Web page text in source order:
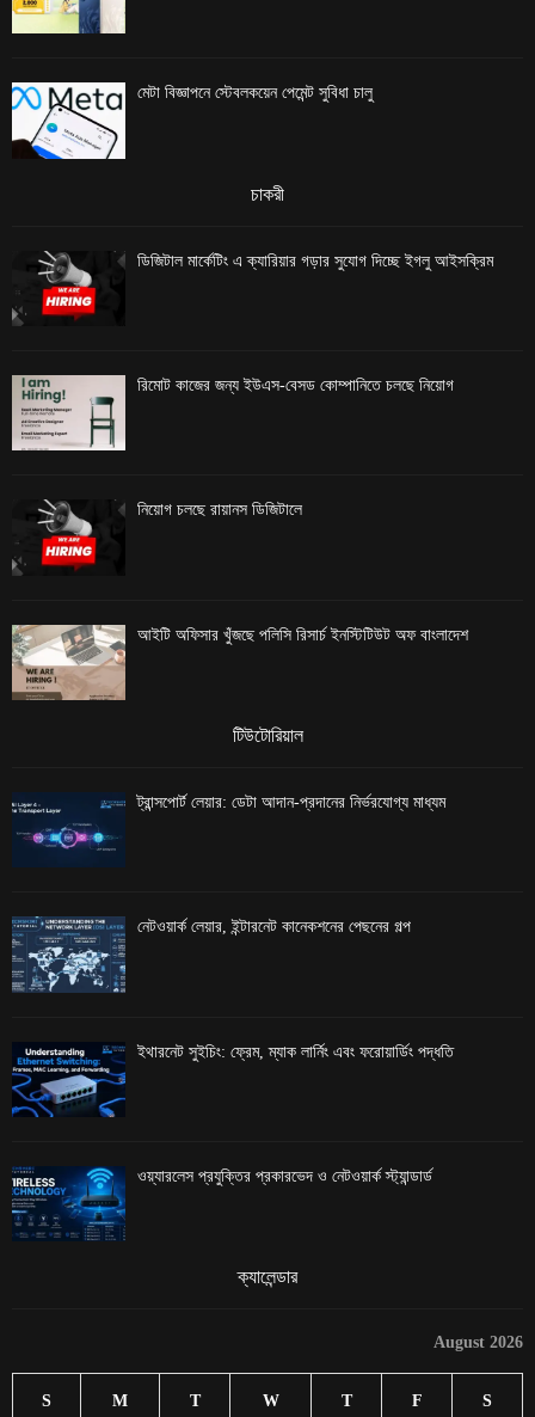
মেটা বিজ্ঞাপনে স্টেবলকয়েন পেমেন্ট সুবিধা চালু
চাকরী
ডিজিটাল মার্কেটিং এ ক্যারিয়ার গড়ার সুযোগ দিচ্ছে ইগলু আইসক্রিম
রিমোট কাজের জন্য ইউএস-বেসড কোম্পানিতে চলছে নিয়োগ
নিয়োগ চলছে রায়ানস ডিজিটালে
আইটি অফিসার খুঁজছে পলিসি রিসার্চ ইনস্টিটিউট অফ বাংলাদেশ
টিউটোরিয়াল
ট্রান্সপোর্ট লেয়ার: ডেটা আদান-প্রদানের নির্ভরযোগ্য মাধ্যম
নেটওয়ার্ক লেয়ার, ইন্টারনেট কানেকশনের পেছনের গল্প
ইথারনেট সুইচিং: ফ্রেম, ম্যাক লার্নিং এবং ফরোয়ার্ডিং পদ্ধতি
ওয়্যারলেস প্রযুক্তির প্রকারভেদ ও নেটওয়ার্ক স্ট্যান্ডার্ড
ক্যালেন্ডার
August 2026
S M T W T F S